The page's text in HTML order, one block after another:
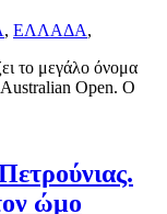
, ΕΛΛΑΔΑ,
το μεγάλο όνομα
Australian Open. Ο
ώμο